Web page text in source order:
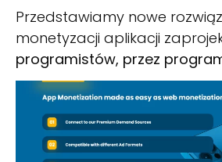
Przedstawiamy nowe
monetyzacji aplikacji
programistów, przez